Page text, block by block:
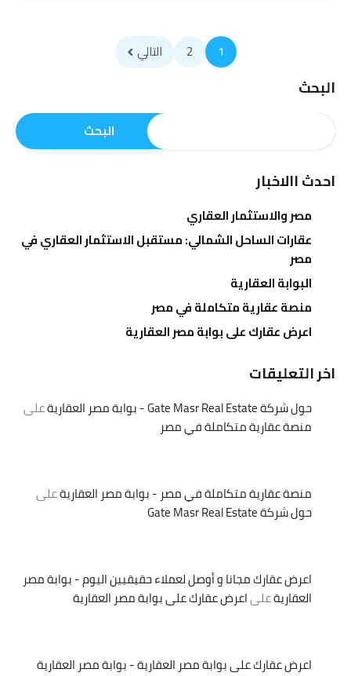
1
2 التالي
البحث
البحث
احدث االاخبار
مصر والاستثمار العقاري
عقارات الساحل الشمالي: مستقبل الاستثمار العقاري في
مصر
البوابة العقارية
منصة عقارية متكاملة في مصر
اعرض عقارك على بوابة مصر العقارية
اخر التعليقات
حول شركة Gate Masr Real Estate - بوابة مصر العقارية
على
منصة عقارية متكاملة في مصر
منصة عقارية متكاملة في مصر - بوابة مصر العقاريةعلى
حول شركة Gate Masr Real Estate
اعرض عقارك مجانا و أوصل لعملاء حقيقيين اليوم - بوابة مصر
العقاريةعلىاعرض عقارك على بوابة مصر العقارية
اعرض عقارك على بوابة مصر العقارية - بوابة مصر العقارية